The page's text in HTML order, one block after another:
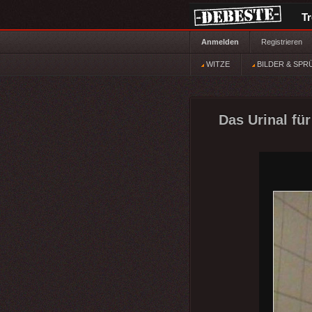
Anmelden Registrieren
WITZE BILDER &
Das Urinal